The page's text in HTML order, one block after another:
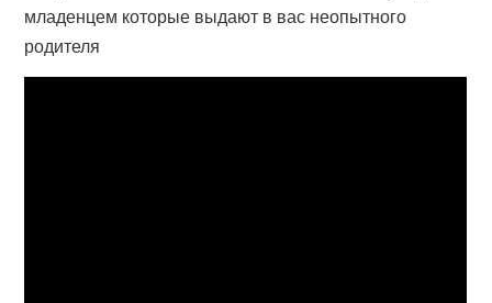
младенцем которые выдают в вас неопытного
родителя